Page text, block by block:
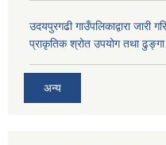
उदयपुरगढी गाउँपलिकाद्वारा जारी
प्राकृतिक श्रोत उपयोग तथा ढुङ्गा
अन्य